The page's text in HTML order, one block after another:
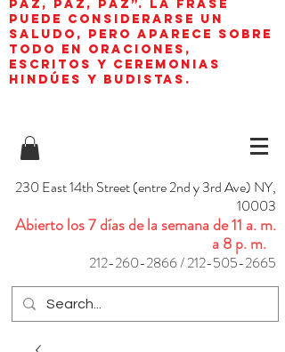
paz, paz, paz”. La frase
puede considerarse un
saludo, pero aparece sobre
todo en oraciones,
escritos y ceremonias
hindúes y budistas.
230 East 14th Street (entre 2nd y 3rd Ave) NY,
10003
Abierto los 7 días de la semana de 11 a. m.
a 8 p. m.
212-260-2866/212-505-2665